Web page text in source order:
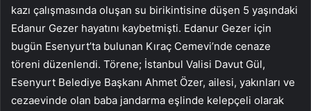
kazı çalışmasında oluşan su birikintisine düşen 5 yaşındaki
Edanur Gezer hayatını kaybetmişti. Edanur Gezer için
bugün Esenyurt’ta bulunan Kıraç Cemevi’nde cenaze
töreni düzenlendi. Törene; İstanbul Valisi Davut Gül,
Esenyurt Belediye Başkanı Ahmet Özer, ailesi, yakınları ve
cezaevinde olan baba jandarma eşlinde kelepçeli olarak